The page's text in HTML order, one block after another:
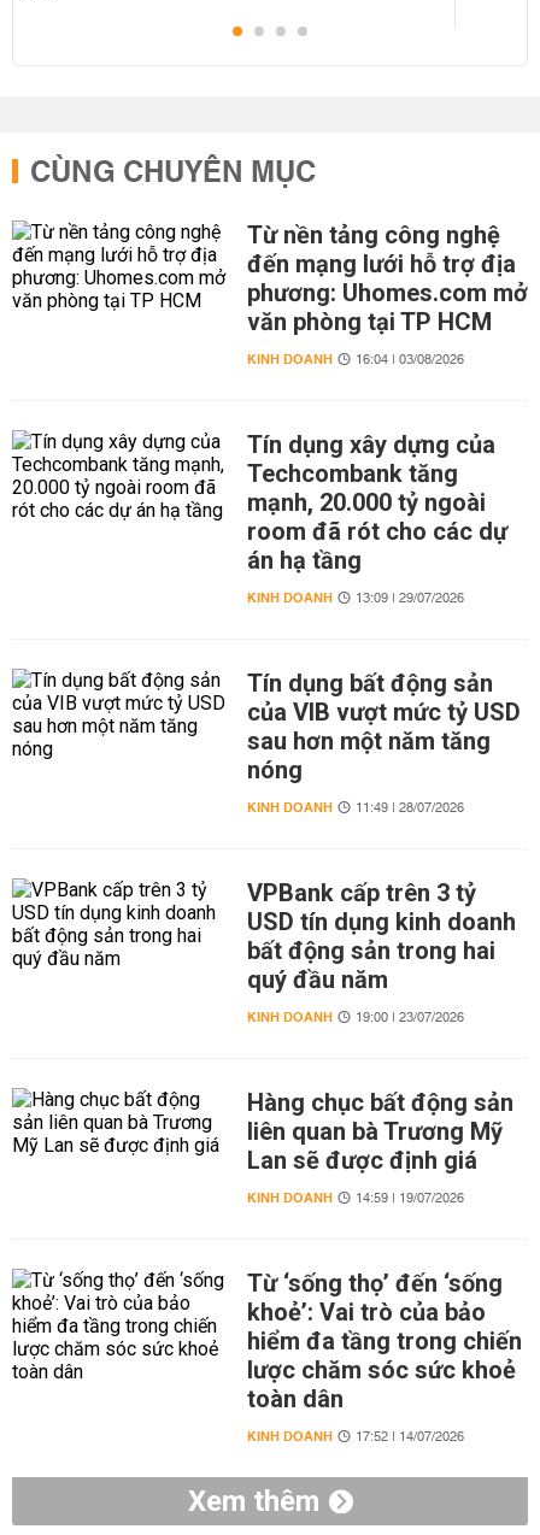
CÙNG CHUYÊN MỤC
Từ nền tảng công nghệ
đến mạng lưới hỗ trợ địa
phương: Uhomes.com mở
văn phòng tại TP HCM
KINH DOANH 16:04 | 03/08/2026
Tín dụng xây dựng của
Techcombank tăng
mạnh, 20.000 tỷ ngoài
room đã rót cho các dự
án hạ tầng
KINH DOANH 13:09 | 29/07/2026
Tín dụng bất động sản
của VIB vượt mức tỷ USD
sau hơn một năm tăng
nóng
KINH DOANH 11:49 | 28/07/2026
VPBank cấp trên 3 tỷ
USD tín dụng kinh doanh
bất động sản trong hai
quý đầu năm
KINH DOANH 19:00 | 23/07/2026
Hàng chục bất động sản
liên quan bà Trương Mỹ
Lan sẽ được định giá
KINH DOANH 14:59 | 19/07/2026
Từ ‘sống thọ’ đến ‘sống
khoẻ’: Vai trò của bảo
hiểm đa tầng trong chiến
lược chăm sóc sức khoẻ
toàn dân
KINH DOANH 17:52 | 14/07/2026
Xem thêm